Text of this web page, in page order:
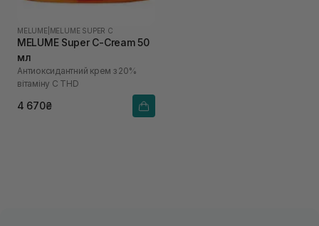
MELUME MELUME SUPER C
MELUME Super C-Cream 50
мл
Антиоксидантний крем з 20%
вітаміну С THD
4 670₴